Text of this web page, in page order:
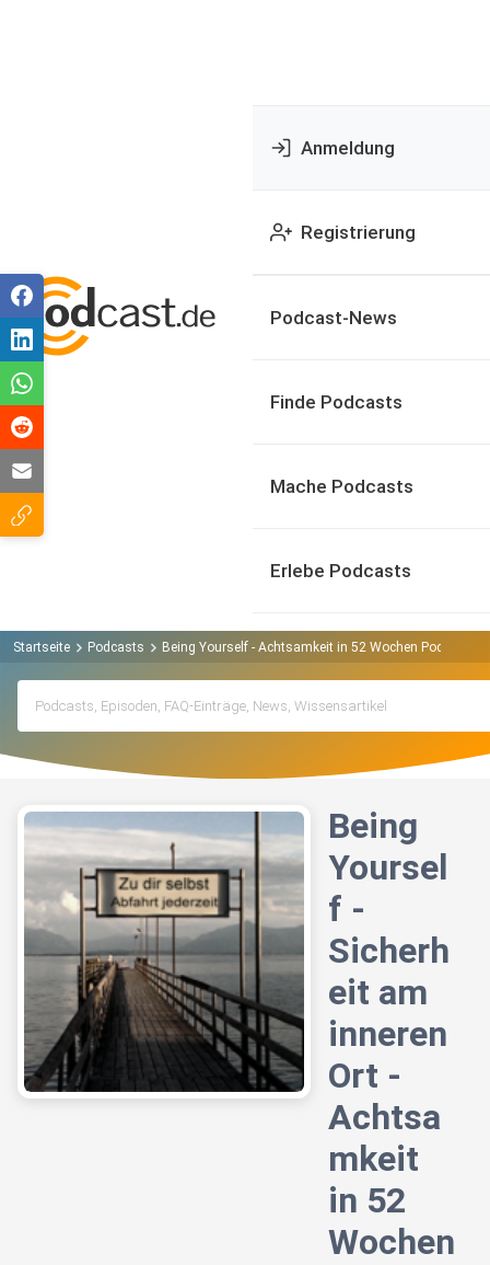
Anmeldung
Registrierung
Podcast-News
Finde Podcasts
Mache Podcasts
Erlebe Podcasts
Startseite Podcasts Being Yourself - Achtsamkeit in 52 Wochen Podcast
Being
Yoursel
f -
Sicherh
eit am
inneren
Ort -
Achtsa
mkeit
in 52
Wochen